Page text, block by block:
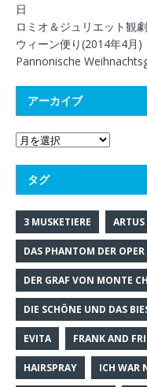
日
ロミオ＆ジュリエット観
ウィーン便り(2014年4月)
Pannonische
アーカイブ
タグ
3 MUSKETIERE ARTUS
DAS PHANTOM DER OPER
DER GRAF VON MONTE
DIE SCHÖNE UND DAS
EVITA FRANK AND
HAIRSPRAY ICH WAR